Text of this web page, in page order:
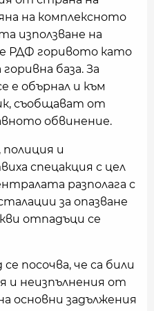
на комплексното
използване на
РДФ горивото като
база. За
е обърнал и към
съобщават от
обвинение.
и
спецакция с цел
разполага с
за опазване
отпадъци се
посочва, че са били
и неизпълнения от
основни задължения